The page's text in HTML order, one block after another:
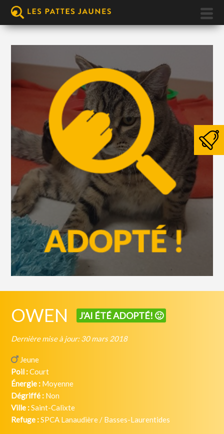
OWEN J'AI ÉTÉ ADOPTÉ! 🙂
Dernière mise à jour: 30 mars 2018
Jeune
Poil :Court
Énergie : Moyenne
Dégriffé : Non
Ville :Saint-Calixte
Refuge :SPCA Lanaudière / Basses-Laurentides